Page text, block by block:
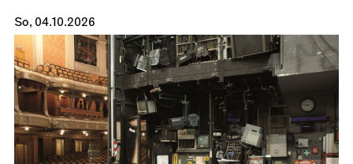
So, 04.10.2026